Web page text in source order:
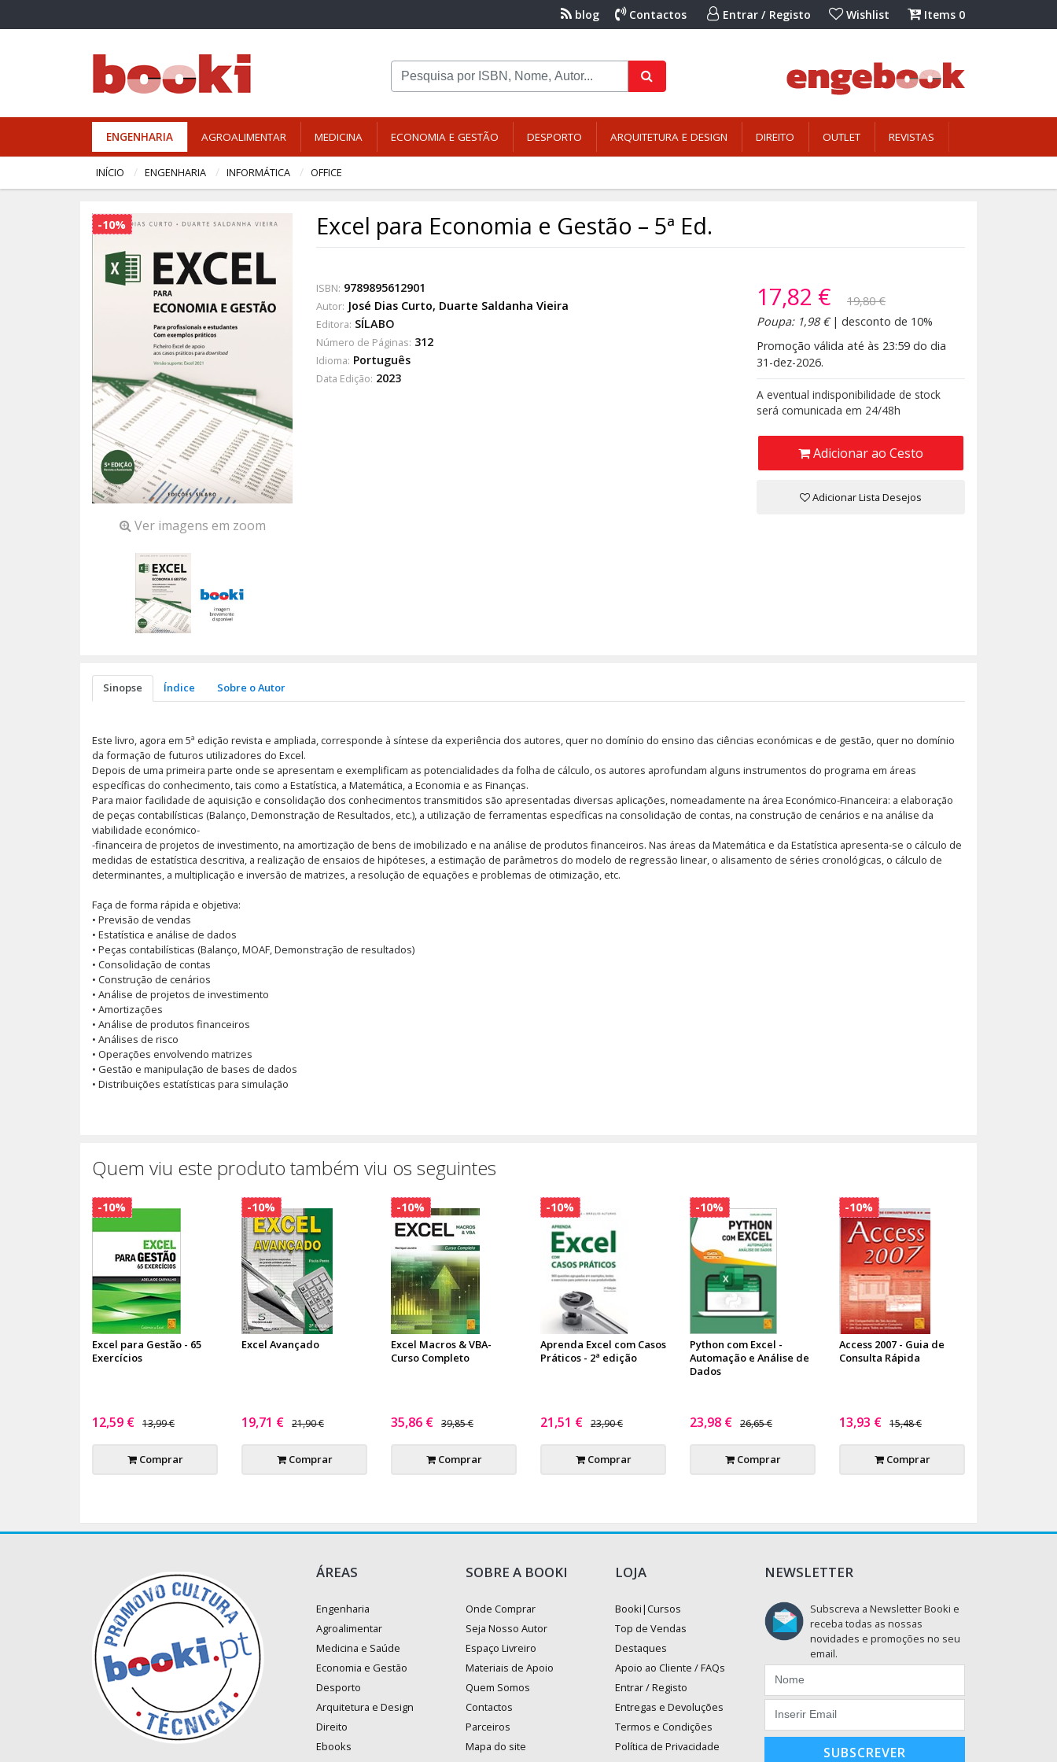
blog Contactos Entrar / Registo Wishlist Items 0
ENGENHARIA AGROALIMENTAR MEDICINA ECONOMIA E GESTÃO DESPORTO ARQUITETURA E DESIGN DIREITO OUTLET REVISTAS
INÍCIO ENGENHARIA INFORMÁTICA OFFICE
-10%
Ver imagens em zoom
Excel para Economia e Gestão – 5ª Ed.
ISBN: 9789895612901
Autor: José Dias Curto, Duarte Saldanha Vieira
Editora: SÍLABO
Número de Páginas: 312
Idioma: Português
Data Edição: 2023
17,82 €
19,80 €
Poupa: 1,98 €| desconto de 10%
Promoção válida até às 23:59 do dia
31-dez-2026.
A eventual indisponibilidade de stock
será comunicada em 24/48h
Adicionar ao Cesto
Adicionar Lista Desejos
Sinopse Índice Sobre o Autor
Este livro, agora em 5ª edição revista e ampliada, corresponde à síntese da experiência dos autores, quer no domínio do ensino das ciências económicas e de gestão, quer no domínio
da formação de futuros utilizadores do Excel.
Depois de uma primeira parte onde se apresentam e exemplificam as potencialidades da folha de cálculo, os autores aprofundam alguns instrumentos do programa em áreas
específicas do conhecimento, tais como a Estatística, a Matemática, a Economia e as Finanças.
Para maior facilidade de aquisição e consolidação dos conhecimentos transmitidos são apresentadas diversas aplicações, nomeadamente na área Económico-Financeira: a elaboração
de peças contabilísticas (Balanço, Demonstração de Resultados, etc.), a utilização de ferramentas específicas na consolidação de contas, na construção de cenários e na análise da
viabilidade económico-
-financeira de projetos de investimento, na amortização de bens de imobilizado e na análise de produtos financeiros. Nas áreas da Matemática e da Estatística apresenta-se o cálculo de
medidas de estatística descritiva, a realização de ensaios de hipóteses, a estimação de parâmetros do modelo de regressão linear, o alisamento de séries cronológicas, o cálculo de
determinantes, a multiplicação e inversão de matrizes, a resolução de equações e problemas de otimização, etc.
Faça de forma rápida e objetiva:
• Previsão de vendas
• Estatística e análise de dados
• Peças contabilísticas (Balanço, MOAF, Demonstração de resultados)
• Consolidação de contas
• Construção de cenários
• Análise de projetos de investimento
• Amortizações
• Análise de produtos financeiros
• Análises de risco
• Operações envolvendo matrizes
• Gestão e manipulação de bases de dados
• Distribuições estatísticas para simulação
Quem viu este produto também viu os seguintes
Excel para Gestão - 65
Exercícios
12,59 € 13,99 €
Comprar
-10%
Excel Avançado
19,71 € 21,90 €
Comprar
-10%
Excel Macros & VBA-
Curso Completo
35,86 € 39,85 €
Comprar
-10%
Aprenda Excel com Casos
Práticos - 2ª edição
21,51 € 23,90 €
Comprar
-10%
Python com Excel -
Automação e Análise de
Dados
23,98 € 26,65 €
Comprar
-10%
Access 2007 - Guia de
Consulta Rápida
13,93 € 15,48 €
Comprar
-10%
ÁREAS
Engenharia
Agroalimentar
Medicina e Saúde
Economia e Gestão
Desporto
Arquitetura e Design
Direito
Ebooks
SOBRE A BOOKI
Onde Comprar
Seja Nosso Autor
Espaço Livreiro
Materiais de Apoio
Quem Somos
Contactos
Parceiros
Mapa do site
LOJA
Booki|Cursos
Top de Vendas
Destaques
Apoio ao Cliente / FAQs
Entrar / Registo
Entregas e Devoluções
Termos e Condições
Política de Privacidade
NEWSLETTER
Subscreva a Newsletter Booki e
receba todas as nossas
novidades e promoções no seu
email.
SUBSCREVER